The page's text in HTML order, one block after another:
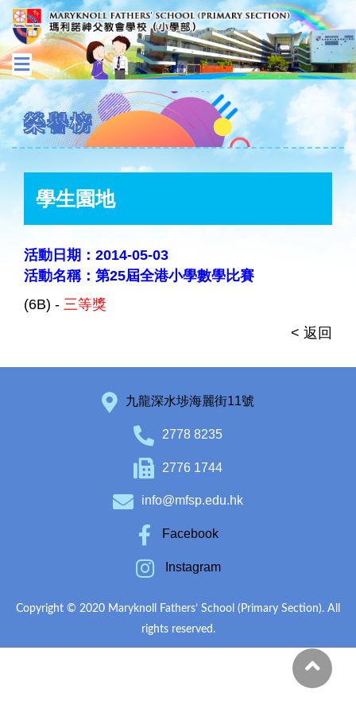
榮譽榜
學生園地
活動日期：2014-05-03
活動名稱：第25屆全港小學數學比賽
(6B) - 三等獎
< 返回
九龍深水埗海麗街11號
2778 8235
2776 1744
info@mfsp.edu.hk
Facebook
Instagram
Copyright © 2020 Maryknoll Fathers’ School (Primary Section). All
rights reserved.